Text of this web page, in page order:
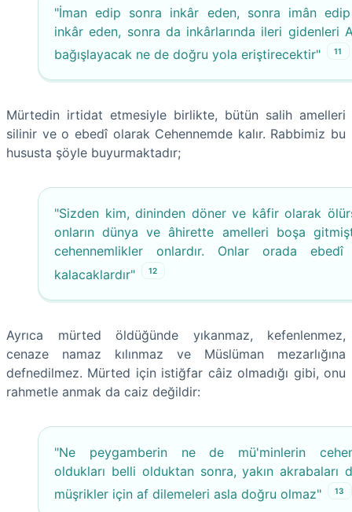
"İman edip sonra inkâr eden, sonra imân
inkâr eden, sonra da inkârlarında ileri gidenleri
bağışlayacak ne de doğru yola eriştirecektir"
11
Mürtedin irtidat etmesiyle birlikte, bütün salih amelleri
silinir ve o ebedî olarak Cehennemde kalır. Rabbimiz bu
hususta şöyle buyurmaktadır;
"Sizden kim, dininden döner ve kâfir olarak
onların dünya ve âhirette amelleri boşa
cehennemlikler onlardır. Onlar orada ebedî
kalacaklardır"
12
Ayrıca mürted öldüğünde yıkanmaz, kefenlenmez,
cenaze namaz kılınmaz ve Müslüman mezarlığına
defnedilmez. Mürted için istiğfar câiz olmadığı gibi, onu
rahmetle anmak da caiz değildir:
"Ne peygamberin ne de mü'minlerin
oldukları belli olduktan sonra, yakın akrabaları
müşrikler için af dilemeleri asla doğru olmaz"
13